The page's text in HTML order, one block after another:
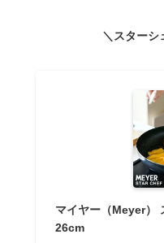
＼スターシ
マイヤー（Meyer）
26cm